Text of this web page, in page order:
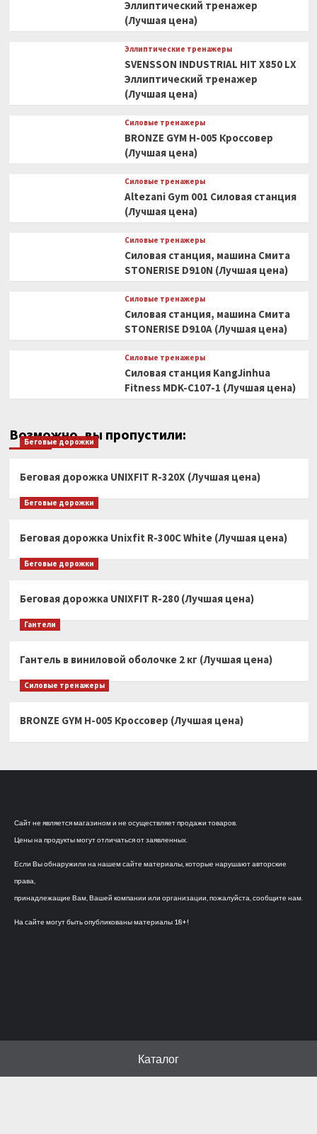
Эллиптический тренажер
(Лучшая цена)
Эллиптические тренажеры
SVENSSON INDUSTRIAL HIT X850 LX
Эллиптический тренажер
(Лучшая цена)
Силовые тренажеры
BRONZE GYM H-005 Кроссовер
(Лучшая цена)
Силовые тренажеры
Altezani Gym 001 Силовая станция
(Лучшая цена)
Силовые тренажеры
Силовая станция, машина Смита
STONERISE D910N (Лучшая цена)
Силовые тренажеры
Силовая станция, машина Смита
STONERISE D910A (Лучшая цена)
Силовые тренажеры
Силовая станция KangJinhua
Fitness MDK-C107-1 (Лучшая цена)
Возможно, вы пропустили:
Беговые дорожки
Беговая дорожка UNIXFIT R-320X (Лучшая цена)
Беговые дорожки
Беговая дорожка Unixfit R-300C White (Лучшая цена)
Беговые дорожки
Беговая дорожка UNIXFIT R-280 (Лучшая цена)
Гантели
Гантель в виниловой оболочке 2 кг (Лучшая цена)
Силовые тренажеры
BRONZE GYM H-005 Кроссовер (Лучшая цена)
Сайт не является магазином и не осуществляет продажи товаров.
Цены на продукты могут отличаться от заявленных.
Если Вы обнаружили на нашем сайте материалы, которые нарушают авторские
права,
принадлежащие Вам, Вашей компании или организации, пожалуйста, сообщите нам.
На сайте могут быть опубликованы материалы 18+!
Каталог